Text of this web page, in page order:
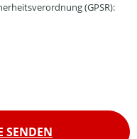
(GPSR):
SENDEN